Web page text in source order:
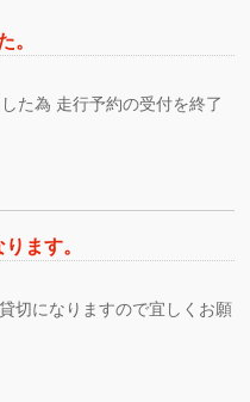
。
た為 走行予約の受付を終了
ます。
切になりますので宜しくお願